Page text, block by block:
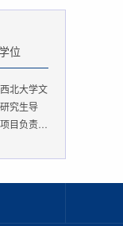
位
北大学文
究生导
目负责